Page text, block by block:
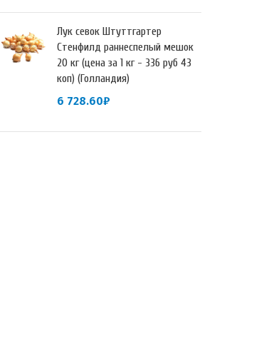
Лук севок Штуттгартер
Стенфилд раннеспелый мешок
20 кг (цена за 1 кг - 336 руб 43
коп) (Голландия)
6 728.60₽